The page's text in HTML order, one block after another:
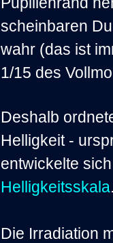
scheinbaren
wahr (das ist
1/15 des
Deshalb
Helligkeit -
entwickelte
Helligkeitsskala
Die Irradiation